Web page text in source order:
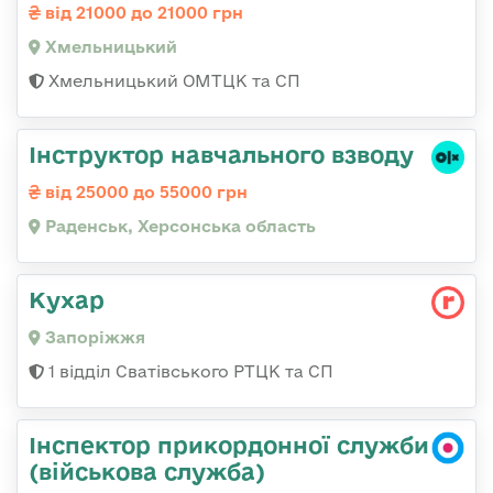
від 21000 до 21000 грн
Хмельницький
Хмельницький ОМТЦК та СП
Інструктор навчального взводу
від 25000 до 55000 грн
Раденськ, Херсонська область
Кухар
Запоріжжя
1 відділ Сватівського РТЦК та СП
Інспектор прикордонної служби
(військова служба)